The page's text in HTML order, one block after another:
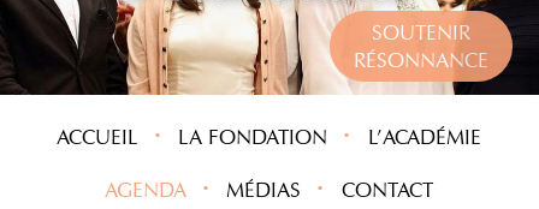
SOUTENIR
RÉSONNANCE
ACCUEIL LA FONDATION L’ACADÉMIE
AGENDA MÉDIAS CONTACT